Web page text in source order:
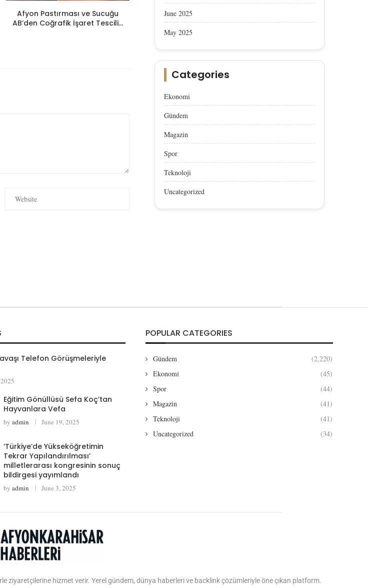
Afyon Pastırması ve Sucuğu
AB’den Coğrafik İşaret Tescili...
Afyon Sucuğu, AB’den Coğrafik
İşaret Tescili Aldı
İşaret Tescili Aldı
June 2025
May 2025
Categories
Ekonomi
Gündem
Magazin
Spor
Teknoloji
Uncategorized
Telefon Görüşmeleriyle
Eğitim Gönüllüsü Sefa Koç’tan
Hayvanlara Vefa
by admin June 19, 2025
‘Türkiye’de Yükseköğretimin
Tekrar Yapılandırılması’
milletlerarası kongresinin sonuç
bildirgesi yayımlandı
by admin June 3, 2025
POPULAR CATEGORIES
Gündem
(2,220)
Ekonomi
(45)
Spor
(44)
Magazin
(41)
Teknoloji
(41)
Uncategorized
(34)
ziyaretçilerine hizmet verir. Yerel gündem, dünya haberleri ve backlink çözümleriyle öne çıkan platform.